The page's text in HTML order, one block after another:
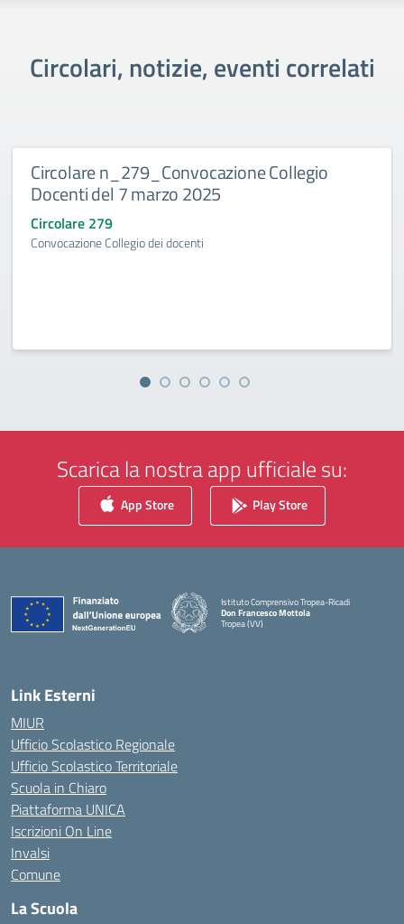
Circolari, notizie, eventi correlati
Circolare n_279_Convocazione Collegio
Docenti del 7 marzo 2025
Circolare 279
Convocazione Collegio dei docenti
Scarica la nostra app ufficiale su:
App Store Play Store
Istituto Comprensivo Tropea-Ricadi
Don Francesco Mottola
Tropea (VV)
— Visita la pagina iniziale della scuola
Link Esterni
MIUR
Ufficio Scolastico Regionale
Ufficio Scolastico Territoriale
Scuola in Chiaro
Piattaforma UNICA
Iscrizioni On Line
Invalsi
Comune
La Scuola